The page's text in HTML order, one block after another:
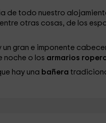
de todo nuestro
otras cosas, de los
un gran e imponente
noche o los armarios
hay una bañera